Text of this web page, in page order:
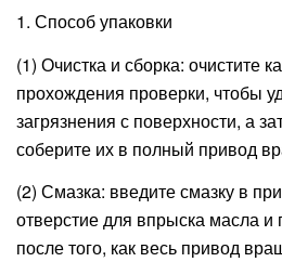
1. Способ упаковки
(1) Очистка и сборка: очистите
прохождения проверки, чтобы
загрязнения с поверхности, а
соберите их в полный привод
(2) Смазка: введите смазку в
отверстие для впрыска масла и
после того, как весь привод